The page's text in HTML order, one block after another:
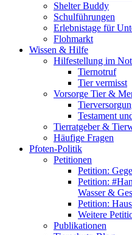
Shelter Buddy
Schulführungen
Erlebnistage für
Flohmarkt
Wissen & Hilfe
Hilfestellung im
Tiernotruf
Tier vermisst
Vorsorge Tier &
Testament
Tierratgeber &
Häufige Fragen
Pfoten-Politik
Petitionen
Petition:
Petition:
Wasser &
Petition:
Weitere
Publikationen